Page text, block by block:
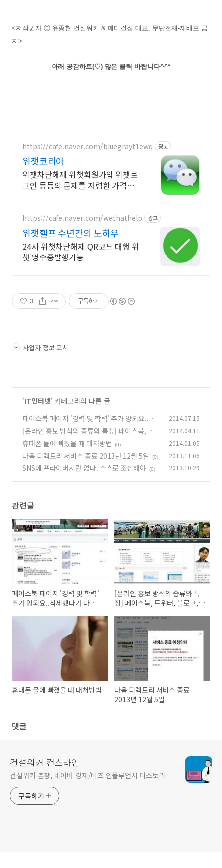
<저작권자 ⓒ 유종현 건설워커 & 메디컬잡 대표, 무단전재-재배포 금
지>
아래 공감하트(♡) 많은 클릭 바랍니다^^*
https://cafe.naver.com/bluegrayt1ewq 광고
위챗코리아
위챗차단해제 위챗회원가입 위챗로
그인 등등의 문제를 저렴한 가격에
https://cafe.naver.com/wechathelp 광고
위챗헬프 수년간의 노하우
24시 위챗차단해제 QR코드 대행 위
챗 영수증발행가능
3 구독하기
사업자 정보 표시
'IT인터넷' 카테고리의 다른 글
페이스북 페이지 '경력 및 학력' 추가 앙되요..삭
제했다가 다시 추가??
(2)
2014.07.15
[온라인 홍보 방식의 종류와 특징] 페이스북, 트
위터, 블로그, 언론보도, UCC, 키워드마케팅, 소
셜커머스
(0)
2014.04.11
휴대폰 물에 빠졌을 때 대처방법 (0) 2014.01.05
다음 디렉토리 서비스 종료 2013년 12월 5일 (0) 2013.11.06
SNS에 프라이버시란 없다. 스스로 조심해야 (0) 2013.10.29
관련글
페이스북 페이지 '경력 및 학력'
추가 앙되요..삭제했다가 다시
[온라인 홍보 방식의 종류와 특
징] 페이스북, 트위터, 블로그,
소셜커머스
휴대폰 물에 빠졌을 때 대처방법
다음 디렉토리 서비스 종료
2013년 12월 5일
댓글
건설워커 컨스라인
건설워커 촌장, 네이버 경제/비즈 인플루언서 티스토리
구독하기